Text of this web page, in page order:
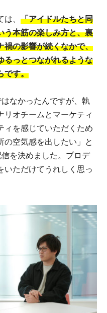
、 「アイドルたちと同
う本筋の楽しみ方と、裏
禍の影響が続くなかで、
るっとつながれるような
です。
なかったんですが、執
オチームとマーケティ
ィを感じていただくため
の空気感を出したい」と
を決めました。プロデ
いただけてうれしく思っ